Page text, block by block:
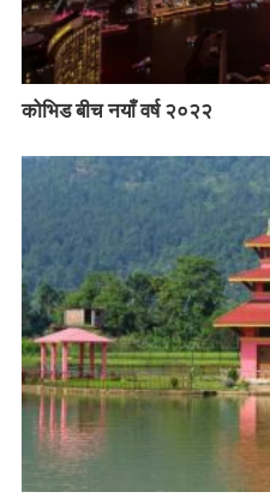
कोभिड बीच नयाँ वर्ष २०२२